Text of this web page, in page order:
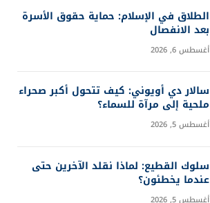
الطلاق في الإسلام: حماية حقوق الأسرة
بعد الانفصال
أغسطس 6, 2026
سالار دي أويوني: كيف تتحول أكبر صحراء
ملحية إلى مرآة للسماء؟
أغسطس 5, 2026
سلوك القطيع: لماذا نقلد الآخرين حتى
عندما يخطئون؟
أغسطس 5, 2026